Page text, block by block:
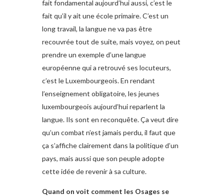
fait fondamental aujourd’hui aussi, c’est le
fait qu’il y ait une école primaire. C’est un
long travail, la langue ne va pas être
recouvrée tout de suite, mais voyez, on peut
prendre un exemple d’une langue
européenne qui a retrouvé ses locuteurs,
c’est le Luxembourgeois. En rendant
l’enseignement obligatoire, les jeunes
luxembourgeois aujourd’hui reparlent la
langue. Ils sont en reconquête. Ça veut dire
qu’un combat n’est jamais perdu, il faut que
ça s’affiche clairement dans la politique d’un
pays, mais aussi que son peuple adopte
cette idée de revenir à sa culture.
Quand on voit comment les Osages se